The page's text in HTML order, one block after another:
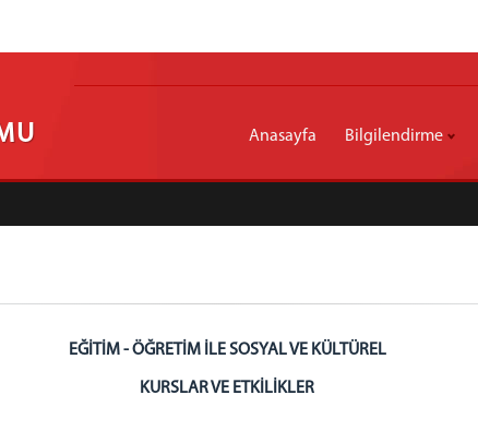
Anasayfa Bilgilendirme
EĞİTİM - ÖĞRETİM İLE SOSYAL VE KÜLTÜREL
KURSLAR VE ETKİLİKLER